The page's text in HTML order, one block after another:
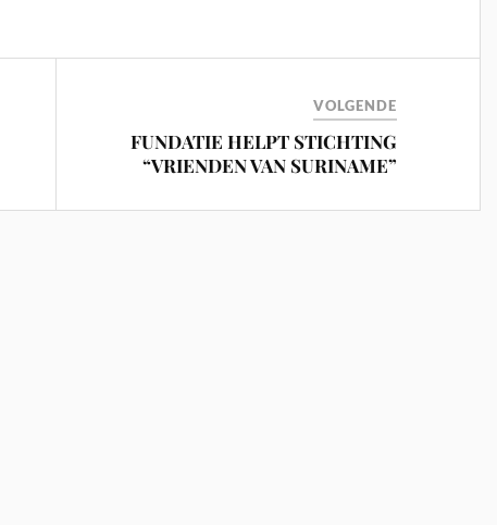
VOLGENDE
FUNDATIE HELPT STICHTING
“VRIENDEN VAN SURINAME”